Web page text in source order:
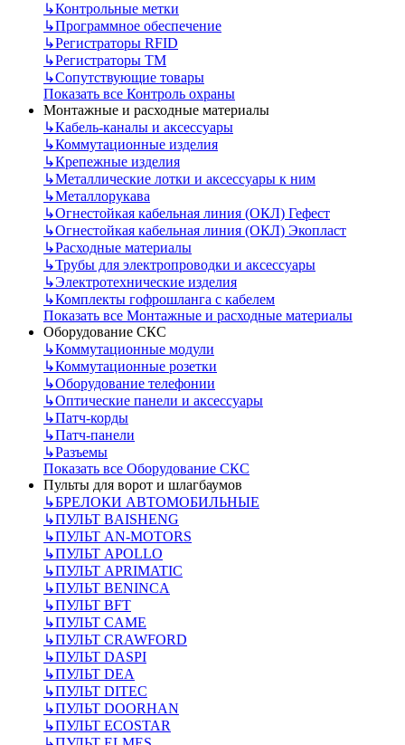
↳Контрольные метки
↳Программное обеспечение
↳Регистраторы RFID
↳Регистраторы ТМ
↳Сопутствующие товары
Показать все Контроль охраны
Монтажные и расходные материалы
↳Кабель-каналы и аксессуары
↳Коммутационные изделия
↳Крепежные изделия
↳Металлические лотки и аксессуары к ним
↳Металлорукава
↳Огнестойкая кабельная линия (ОКЛ) Гефест
↳Огнестойкая кабельная линия (ОКЛ) Экопласт
↳Расходные материалы
↳Трубы для электропроводки и аксессуары
↳Электротехнические изделия
↳Комплекты гофрошланга с кабелем
Показать все Монтажные и расходные материалы
Оборудование СКС
↳Коммутационные модули
↳Коммутационные розетки
↳Оборудование телефонии
↳Оптические панели и аксессуары
↳Патч-корды
↳Патч-панели
↳Разъемы
Показать все Оборудование СКС
Пульты для ворот и шлагбаумов
↳БРЕЛОКИ АВТОМОБИЛЬНЫЕ
↳ПУЛЬТ BAISHENG
↳ПУЛЬТ AN-MOTORS
↳ПУЛЬТ APOLLO
↳ПУЛЬТ APRIMATIC
↳ПУЛЬТ BENINCA
↳ПУЛЬТ BFT
↳ПУЛЬТ CAME
↳ПУЛЬТ CRAWFORD
↳ПУЛЬТ DASPI
↳ПУЛЬТ DEA
↳ПУЛЬТ DITEC
↳ПУЛЬТ DOORHAN
↳ПУЛЬТ ECOSTAR